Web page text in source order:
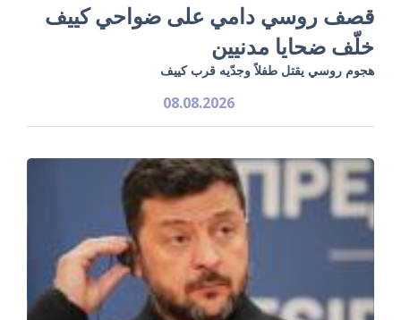
قصف روسي دامي على ضواحي كييف
خلّف ضحايا مدنيين
هجوم روسي يقتل طفلاً وجدّيه قرب كييف
08.08.2026